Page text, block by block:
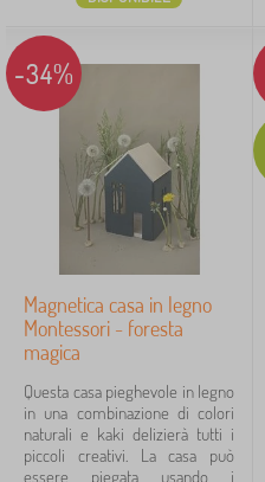
-34%
Magnetica casa in legno
Montessori - foresta
magica
Questa casa pieghevole in legno
in una combinazione di colori
naturali e kaki delizierà tutti i
piccoli creativi. La casa può
essere piegata usando i